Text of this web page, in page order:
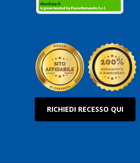
RICHIEDI RECESSO QUI